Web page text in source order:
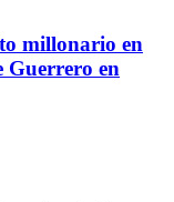
millonario en
Guerrero en